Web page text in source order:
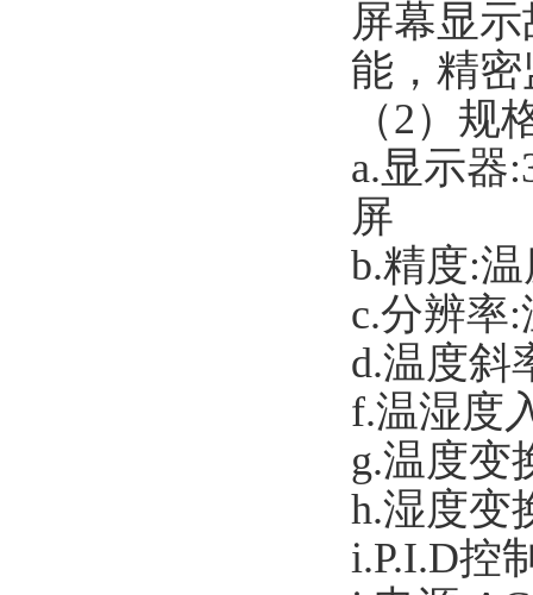
屏幕显
能，精
（2）规
a.显示器
屏
b.精度:
c.分辨率:
d.温度斜
f.温湿度
g.温度变
h.湿度变
i.P.I.D控